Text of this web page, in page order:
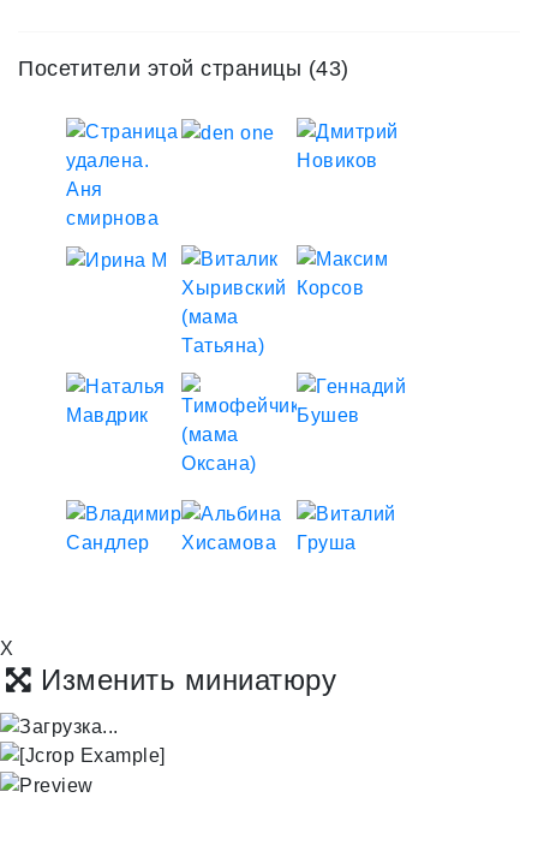
Посетители этой страницы (43)
X
Изменить миниатюру